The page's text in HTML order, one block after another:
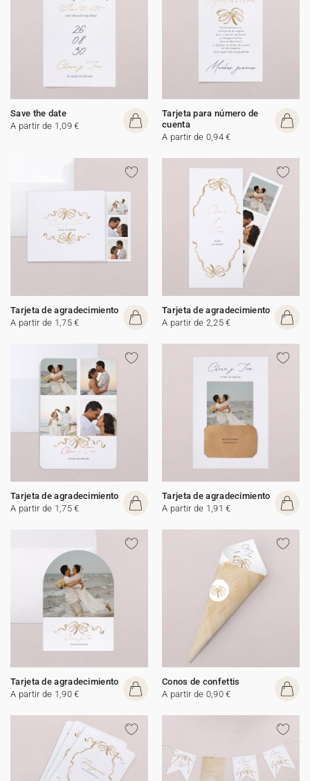
Save the date
A partir de 1,09 €
Tarjeta para número de
cuenta
A partir de 0,94 €
Tarjeta de agradecimiento
A partir de 1,75 €
Tarjeta de agradecimiento
A partir de 2,25 €
Tarjeta de agradecimiento
A partir de 1,75 €
Tarjeta de agradecimiento
A partir de 1,91 €
Tarjeta de agradecimiento
A partir de 1,90 €
Conos de confettis
A partir de 0,90 €